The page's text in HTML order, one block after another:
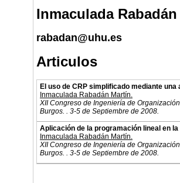
Inmaculada
rabadan@uhu.es
Articulos
El uso de CRP simplificado mediante
Inmaculada Rabadán Martín.
XII Congreso de Ingeniería de Organización
Burgos. . 3-5 de Septiembre de 2008.
Aplicación de la programación lineal en
Inmaculada Rabadán Martín.
XII Congreso de Ingeniería de Organización
Burgos. . 3-5 de Septiembre de 2008.